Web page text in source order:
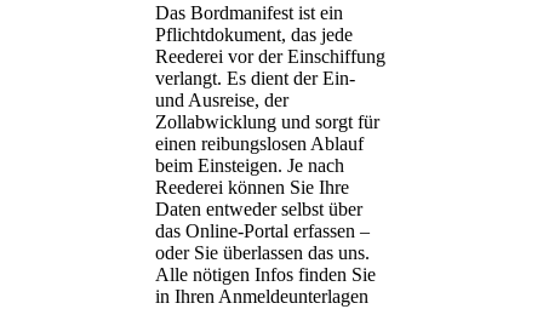
Das Bordmanifest ist ein
Pflichtdokument, das jede
Reederei vor der Einschiffung
verlangt. Es dient der Ein-
und Ausreise, der
Zollabwicklung und sorgt für
einen reibungslosen Ablauf
beim Einsteigen. Je nach
Reederei können Sie Ihre
Daten entweder selbst über
das Online-Portal erfassen –
oder Sie überlassen das uns.
Alle nötigen Infos finden Sie
in Ihren Anmeldeunterlagen